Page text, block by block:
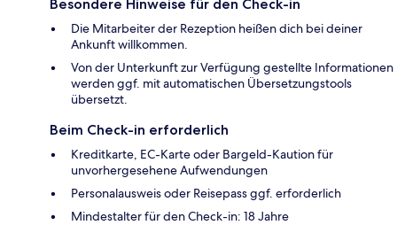
Besondere Hinweise für den Check-in
Die Mitarbeiter der Rezeption heißen dich bei deiner
Ankunft willkommen.
Von der Unterkunft zur Verfügung gestellte Informationen
werden ggf. mit automatischen Übersetzungstools
übersetzt.
Beim Check-in erforderlich
Kreditkarte, EC-Karte oder Bargeld-Kaution für
unvorhergesehene Aufwendungen
Personalausweis oder Reisepass ggf. erforderlich
Mindestalter für den Check-in: 18 Jahre